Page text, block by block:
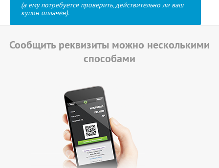
(а ему потребуется проверить, действительно ли ваш
купон оплачен).
Сообщить реквизиты можно несколькими
способами